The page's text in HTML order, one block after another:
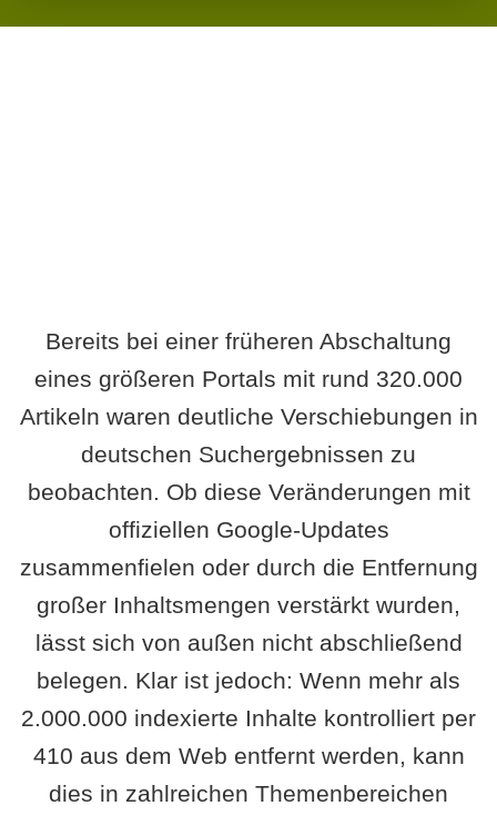
Bereits bei einer früheren Abschaltung
eines größeren Portals mit rund 320.000
Artikeln waren deutliche Verschiebungen in
deutschen Suchergebnissen zu
beobachten. Ob diese Veränderungen mit
offiziellen Google-Updates
zusammenfielen oder durch die Entfernung
großer Inhaltsmengen verstärkt wurden,
lässt sich von außen nicht abschließend
belegen. Klar ist jedoch: Wenn mehr als
2.000.000 indexierte Inhalte kontrolliert per
410 aus dem Web entfernt werden, kann
dies in zahlreichen Themenbereichen